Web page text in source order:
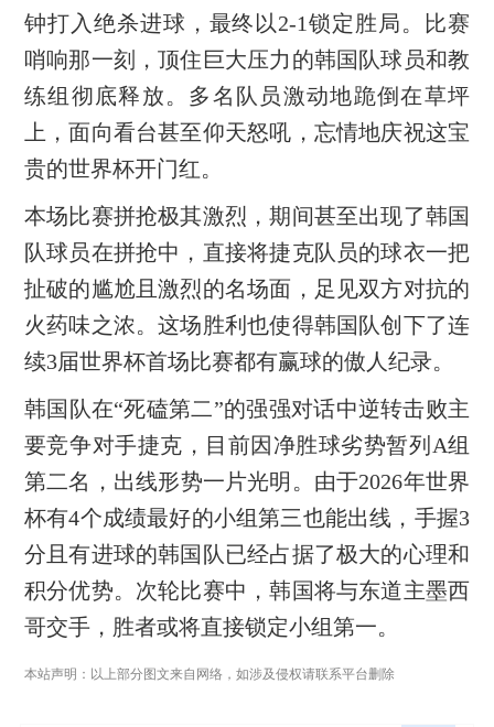
钟打入绝杀进球，最终以2-1锁定胜局。比赛
哨响那一刻，顶住巨大压力的韩国队球员和教
练组彻底释放。多名队员激动地跪倒在草坪
上，面向看台甚至仰天怒吼，忘情地庆祝这宝
贵的世界杯开门红。
本场比赛拼抢极其激烈，期间甚至出现了韩国
队球员在拼抢中，直接将捷克队员的球衣一把
扯破的尴尬且激烈的名场面，足见双方对抗的
火药味之浓。这场胜利也使得韩国队创下了连
续3届世界杯首场比赛都有赢球的傲人纪录。
韩国队在“死磕第二”的强强对话中逆转击败主
要竞争对手捷克，目前因净胜球劣势暂列A组
第二名，出线形势一片光明。由于2026年世界
杯有4个成绩最好的小组第三也能出线，手握3
分且有进球的韩国队已经占据了极大的心理和
积分优势。次轮比赛中，韩国将与东道主墨西
哥交手，胜者或将直接锁定小组第一。
本站声明：以上部分图文来自网络，如涉及侵权请联系平台删除